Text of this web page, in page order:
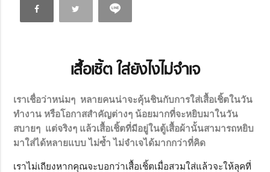
เสื้อเชิ้ต ใส่ยังไงไม่จำเจ
เราเชื่อว่าหน่มๆ หลายคนน่าจะคุ้นชินกับการใส่เสื้อเชิ้ตในวัน
ทำงาน หรือโอกาสสำคัญต่างๆ น้อยมากที่จะหยิบมาในวัน
สบายๆ แต่จริงๆ แล้วเสื้อเชิ้ตที่มีอยู่ในตู้เสื้อผ้านั้นสามารถหยิบ
มาใส่ได้หลายแบบ ไม่ซ้ำ ไม่จำเจได้มากกว่าที่คิด
เราไม่เถียงหากคุณจะบอกว่าเสื้อเชิ้ตเมื่อสวมใส่แล้วจะให้ลุคที่